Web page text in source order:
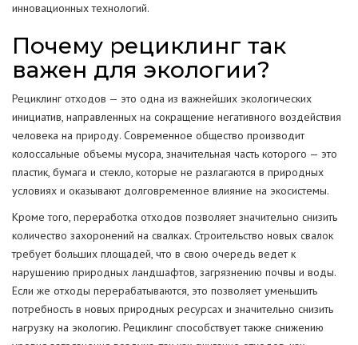
инновационных технологий.
Почему рециклинг так
важен для экологии?
Рециклинг отходов — это одна из важнейших экологических
инициатив, направленных на сокращение негативного воздействия
человека на природу. Современное общество производит
колоссальные объемы мусора, значительная часть которого — это
пластик, бумага и стекло, которые не разлагаются в природных
условиях и оказывают долговременное влияние на экосистемы.
Кроме того, переработка отходов позволяет значительно снизить
количество захоронений на свалках. Строительство новых свалок
требует больших площадей, что в свою очередь ведет к
нарушению природных ландшафтов, загрязнению почвы и воды.
Если же отходы перерабатываются, это позволяет уменьшить
потребность в новых природных ресурсах и значительно снизить
нагрузку на экологию. Рециклинг способствует также снижению